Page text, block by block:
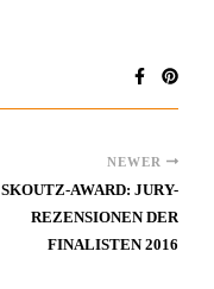
NEWER
SKOUTZ-AWARD: JURY-
REZENSIONEN DER
FINALISTEN 2016